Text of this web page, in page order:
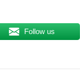
Follow us